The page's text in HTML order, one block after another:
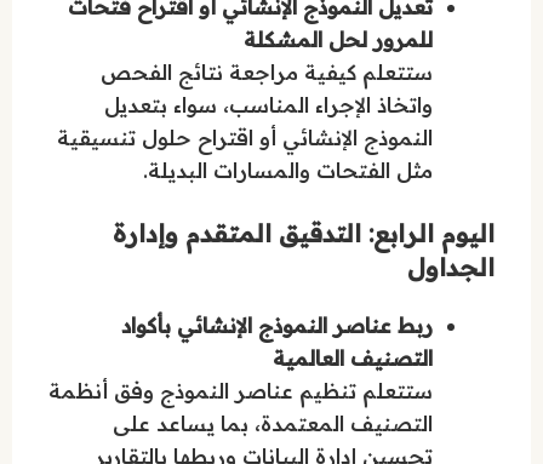
تعديل النموذج الإنشائي أو اقتراح فتحات
للمرور لحل المشكلة
ستتعلم كيفية مراجعة نتائج الفحص
واتخاذ الإجراء المناسب، سواء بتعديل
النموذج الإنشائي أو اقتراح حلول تنسيقية
مثل الفتحات والمسارات البديلة.
اليوم الرابع: التدقيق المتقدم وإدارة
الجداول
ربط عناصر النموذج الإنشائي بأكواد
التصنيف العالمية
ستتعلم تنظيم عناصر النموذج وفق أنظمة
التصنيف المعتمدة، بما يساعد على
تحسين إدارة البيانات وربطها بالتقارير